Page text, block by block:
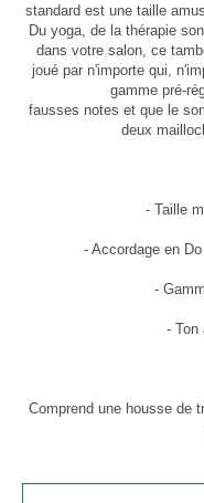
standard est une taille
Du yoga, de la thérapie
dans votre salon, ce
joué par n'importe qui,
gamme pré-
fausses notes et que le
deux
- Taille
- Accordage en
-
- Ton
Comprend une housse de